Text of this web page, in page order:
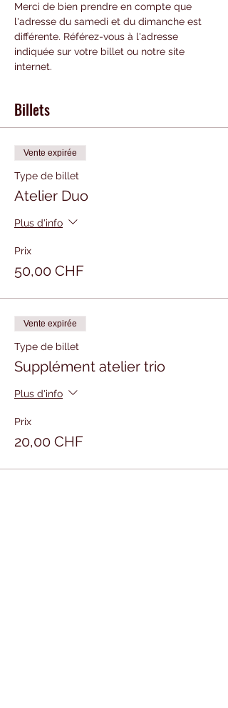
Merci de bien prendre en compte que
l'adresse du samedi et du dimanche est
différente. Référez-vous à l'adresse
indiquée sur votre billet ou notre site
internet.
Billets
Vente expirée
Type de billet
Atelier Duo
Plus d'info
Prix
50,00 CHF
Vente expirée
Type de billet
Supplément atelier trio
Plus d'info
Prix
20,00 CHF